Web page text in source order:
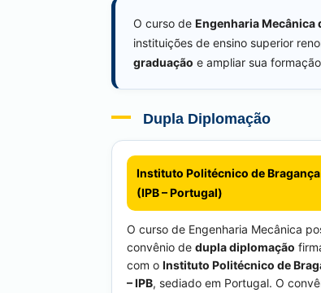
O curso de Engenharia Mecânica
instituições de ensino superior
graduação e ampliar sua
Dupla Diplomação
Instituto Politécnico de Bragança
(IPB – Portugal)
O curso de Engenharia Mecânica
convênio de dupla diplomação
com o Instituto Politécnico de
– IPB, sediado em Portugal. O